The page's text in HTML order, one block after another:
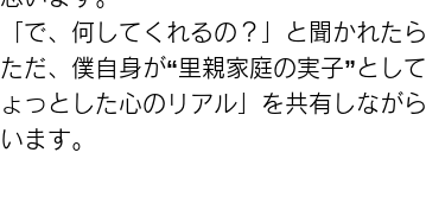
「で、何してくれるの？」と聞かれた
ただ、僕自身が“里親家庭の実子”とし
ょっとした心のリアル」を共有しなが
います。